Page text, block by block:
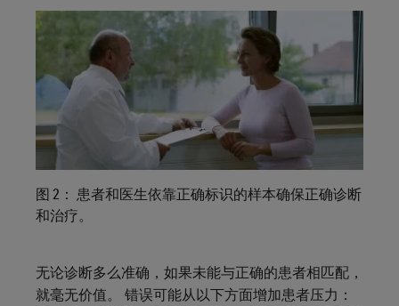
图 2： 患者和医生依靠正确标识的样本确保正确诊断
和治疗。
无论诊断多么准确，如果未能与正确的患者相匹配，
就毫无价值。 错误可能从以下方面增加患者压力：